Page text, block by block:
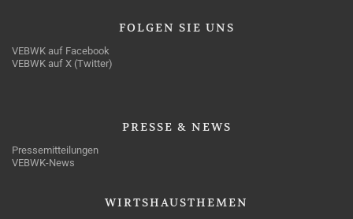
FOLGEN SIE UNS
VEBWK auf Facebook
VEBWK auf X (Twitter)
PRESSE & NEWS
Pressemitteilungen
VEBWK-News
WIRTSHAUSTHEMEN